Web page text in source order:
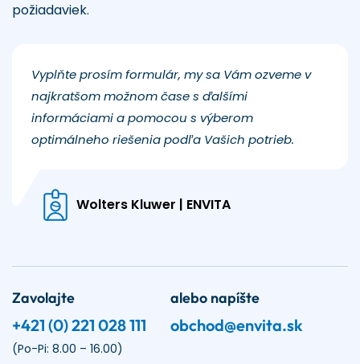
požiadaviek.
Vyplňte prosím formulár, my sa Vám ozveme v
najkratšom možnom čase s ďalšími
informáciami a pomocou s výberom
optimálneho riešenia podľa Vašich potrieb.
Wolters Kluwer | ENVITA
Zavolajte
+421 (0) 221 028 111
(Po-Pi: 8.00 – 16.00)
alebo napíšte
obchod@envita.sk